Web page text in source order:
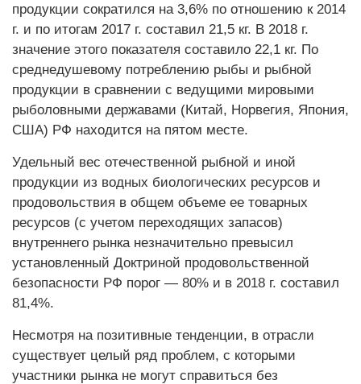
продукции сократился на 3,6% по отношению к 2014
г. и по итогам 2017 г. составил 21,5 кг. В 2018 г.
значение этого показателя составило 22,1 кг. По
среднедушевому потреблению рыбы и рыбной
продукции в сравнении с ведущими мировыми
рыболовными державами (Китай, Норвегия, Япония,
США) РФ находится на пятом месте.
Удельный вес отечественной рыбной и иной
продукции из водных биологических ресурсов и
продовольствия в общем объеме ее товарных
ресурсов (с учетом переходящих запасов)
внутреннего рынка незначительно превысил
установленный Доктриной продовольственной
безопасности РФ порог — 80% и в 2018 г. составил
81,4%.
Несмотря на позитивные тенденции, в отрасли
существует целый ряд проблем, с которыми
участники рынка не могут справиться без